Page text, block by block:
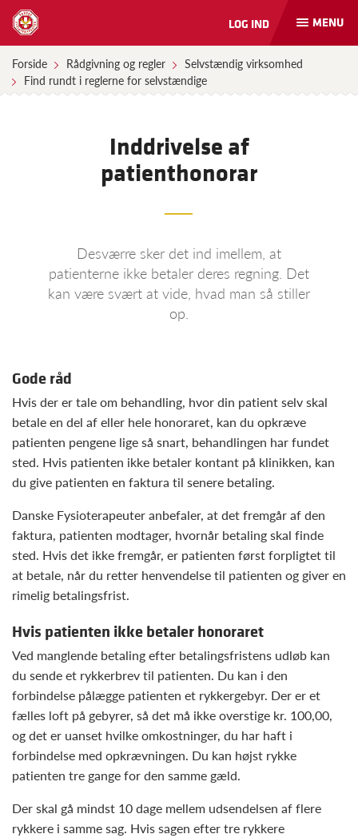
Åbn
og
MENU
LOG IND
Forside Rådgivning og regler
Selvstændig virksomhed
Find rundt i reglerne for selvstændige
Inddrivelse af
patienthonorar
Desværre sker det ind imellem, at
patienterne ikke betaler deres regning. Det
kan være svært at vide, hvad man så stiller
op.
Gode råd
Hvis der er tale om behandling, hvor din patient selv skal
betale en del af eller hele honoraret, kan du opkræve
patienten pengene lige så snart, behandlingen har fundet
sted. Hvis patienten ikke betaler kontant på klinikken, kan
du give patienten en faktura til senere betaling.
Danske Fysioterapeuter anbefaler, at det fremgår af den
faktura, patienten modtager, hvornår betaling skal finde
sted. Hvis det ikke fremgår, er patienten først forpligtet til
at betale, når du retter henvendelse til patienten og giver en
rimelig betalingsfrist.
Hvis patienten ikke betaler honoraret
Ved manglende betaling efter betalingsfristens udløb kan
du sende et rykkerbrev til patienten. Du kan i den
forbindelse pålægge patienten et rykkergebyr. Der er et
fælles loft på gebyrer, så det må ikke overstige kr. 100,00,
og det er uanset hvilke omkostninger, du har haft i
forbindelse med opkrævningen. Du kan højst rykke
patienten tre gange for den samme gæld.
Der skal gå mindst 10 dage mellem udsendelsen af flere
rykkere i samme sag. Hvis sagen efter tre rykkere